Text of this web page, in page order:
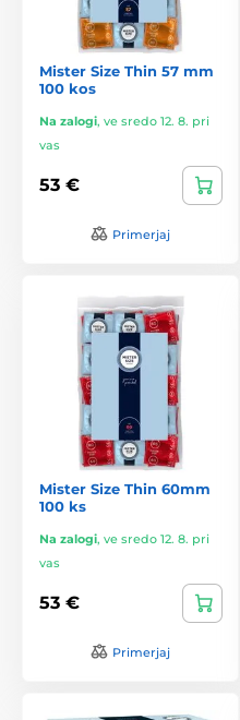
Mister Size Thin 57 mm
100 kos
Na zalogi, ve sredo 12. 8. pri
vas
53 €
Primerjaj
Mister Size Thin 60mm
100 ks
Na zalogi, ve sredo 12. 8. pri
vas
53 €
Primerjaj